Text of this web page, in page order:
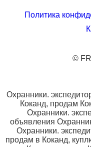
Политика
©
Охранники.
Коканд, продам
Охранники.
объявления
Охранники.
продам в Коканд,